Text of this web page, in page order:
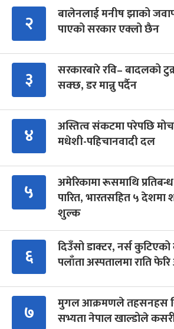
२
बालेनलाई मनीष झाको
पाएको सरकार एक्लो छैन
३
सरकारबारे रवि– बादलको
सक्छ, डर मान्नु पर्दैन
४
अस्तित्व संकटमा परेपछि
मधेशी-पहिचानवादी दल
५
अमेरिकामा रूसमाथि
पारित, भारतसहित ५ देशमा
शुल्क
६
दिउँसो डाक्टर, नर्स
पलाँता अस्पतालमा राति
७
मुगल आक्रमणले तहसनहस
सभ्यता नेपाल खाल्डोले